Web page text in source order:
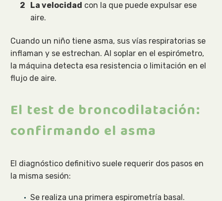
La velocidad con la que puede expulsar ese
aire.
Cuando un niño tiene asma, sus vías respiratorias se
inflaman y se estrechan. Al soplar en el espirómetro,
la máquina detecta esa resistencia o limitación en el
flujo de aire.
El test de broncodilatación:
confirmando el asma
El diagnóstico definitivo suele requerir dos pasos en
la misma sesión:
Se realiza una primera espirometría basal.